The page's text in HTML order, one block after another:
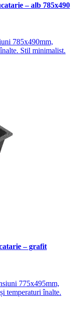
– alb 785x490
785x490mm,
Stil minimalist.
– grafit
775x495mm,
temperaturi înalte.